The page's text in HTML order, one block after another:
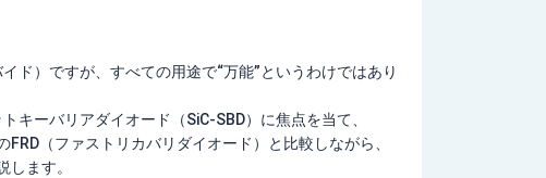
ド）ですが、すべての用途で“万能”というわけではあり
キーバリアダイオード（SiC-SBD）に焦点を当て、
（ファストリカバリダイオード）と比較しながら、
ます。